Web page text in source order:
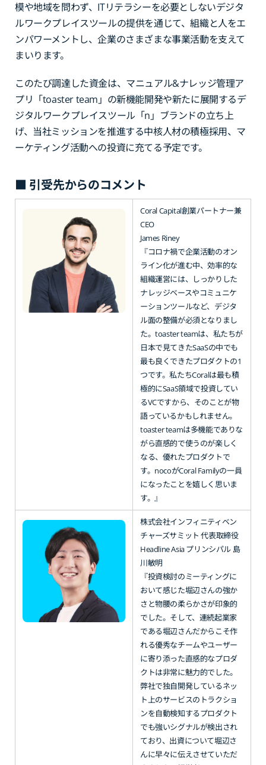
模や地域を問わず、ITリテラシーを必要としないデジタ
ルワークプレイスツールの提供を通じて、組織と人をエ
ンパワーメントし、企業のさまざまな事業活動を支えて
まいります。
このたび調達した資金は、マニュアル&ナレッジ管理ア
プリ「toaster team」の新機能開発や新たに展開するデ
ジタルワークプレイスツール「n」ブランドの立ち上
げ、当社ミッションを推進する中核人材の積極採用、マ
ーケティング活動への投資に充てる予定です。
■ 引受先からのコメント
Coral Capital創業パートナー兼
CEO
James Riney
『コロナ禍で企業活動のオン
ライン化が進む中、効率的な
組織運営には、しっかりした
ナレッジベースやコミュニケ
ーションツールなど、デジタ
ル面の整備が必須となりまし
た。toaster teamは、私たちが
日本で見てきたSaaSの中でも
最も良くできたプロダクトの1
つです。私たちCoralは最も積
極的にSaaS領域で投資してい
るVCですから、そのことが物
語っているかもしれません。
toaster teamは多機能でありな
がら直感的で使うのが楽しく
なる、優れたプロダクトで
す。nocoがCoral Familyの一員
になったことを嬉しく思いま
す。』
株式会社インフィニティベン
チャーズサミット 代表取締役
Headline Asia プリンシパル 島
川敏明
『投資検討のミーティングに
おいて感じた堀辺さんの強か
さと物腰の柔らかさが印象的
でした。そして、連続起業家
である堀辺さんだからこそ作
れる優秀なチームやユーザー
に寄り添った直感的なプロダ
クトは非常に魅力的でした。
弊社で独自開発しているネッ
ト上のサービスのトラクショ
ンを自動検知するプロダクト
でも強いシグナルが検出され
ており、出資について堀辺さ
んに早々に伝えさせていただ